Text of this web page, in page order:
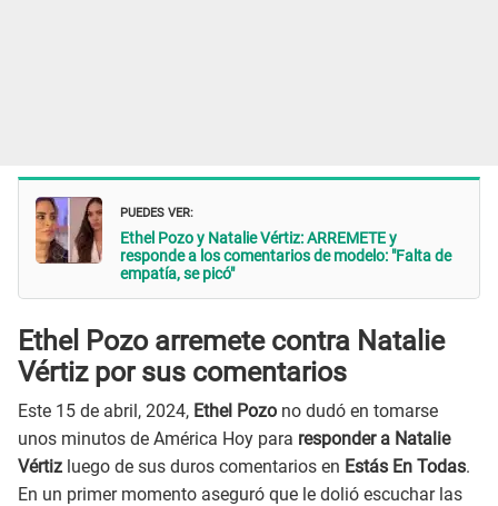
PUEDES VER:
Ethel Pozo y Natalie Vértiz: ARREMETE y
responde a los comentarios de modelo: "Falta de
empatía, se picó"
Ethel Pozo arremete contra Natalie
Vértiz por sus comentarios
Este 15 de abril, 2024, Ethel Pozo no dudó en tomarse
unos minutos de América Hoy para responder a Natalie
Vértiz luego de sus duros comentarios en Estás En Todas.
En un primer momento aseguró que le dolió escuchar las